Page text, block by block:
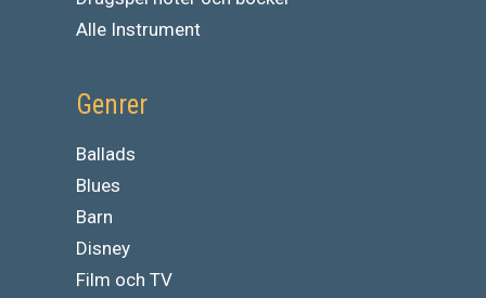
Alle Instrument
Genrer
Ballads
Blues
Barn
Disney
Film och TV